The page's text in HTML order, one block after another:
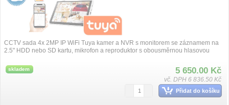
CCTV sada 4x 2MP IP WiFi Tuya kamer a NVR s monitorem se záznamem na
2.5" HDD nebo SD kartu, mikrofon a reproduktor s obousměrnou hlasovou
skladem 5 650.00 Kč
vč. DPH 6 836.50 Kč
Přidat do košíku